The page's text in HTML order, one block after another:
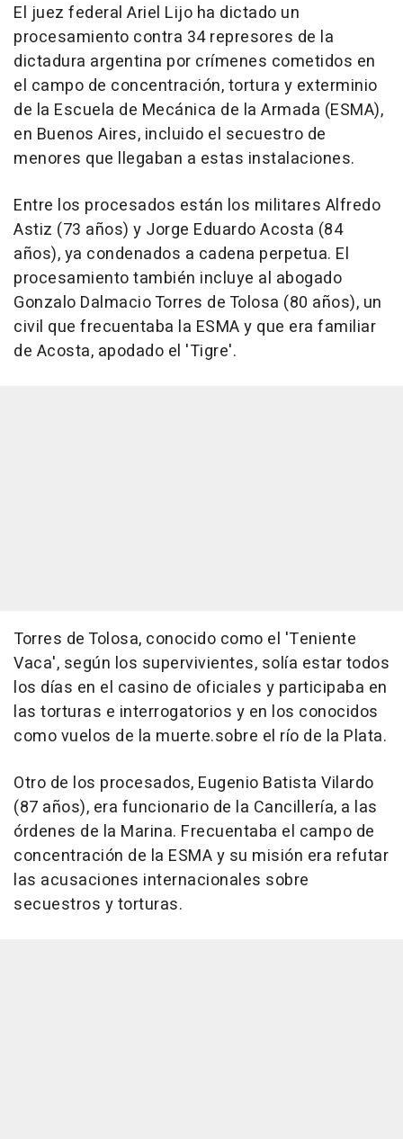
El juez federal Ariel Lijo ha dictado un
procesamiento contra 34 represores de la
dictadura argentina por crímenes cometidos en
el campo de concentración, tortura y exterminio
de la Escuela de Mecánica de la Armada (ESMA),
en Buenos Aires, incluido el secuestro de
menores que llegaban a estas instalaciones.
Entre los procesados están los militares Alfredo
Astiz (73 años) y Jorge Eduardo Acosta (84
años), ya condenados a cadena perpetua. El
procesamiento también incluye al abogado
Gonzalo Dalmacio Torres de Tolosa (80 años), un
civil que frecuentaba la ESMA y que era familiar
de Acosta, apodado el 'Tigre'.
Torres de Tolosa, conocido como el 'Teniente
Vaca', según los supervivientes, solía estar todos
los días en el casino de oficiales y participaba en
las torturas e interrogatorios y en los conocidos
como vuelos de la muerte.sobre el río de la Plata.
Otro de los procesados, Eugenio Batista Vilardo
(87 años), era funcionario de la Cancillería, a las
órdenes de la Marina. Frecuentaba el campo de
concentración de la ESMA y su misión era refutar
las acusaciones internacionales sobre
secuestros y torturas.